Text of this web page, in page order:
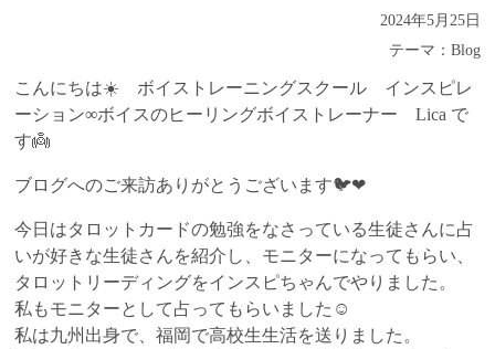
2024年5月25日
テーマ： Blog
こんにちは☀️ ボイストレーニングスクール インスピレ
ーション∞ボイスのヒーリングボイストレーナー Lica で
す👼
ブログへのご来訪ありがとうございます🐦❤
今日はタロットカードの勉強をなさっている生徒さんに占
いが好きな生徒さんを紹介し、モニターになってもらい、
タロットリーディングをインスピちゃんでやりました。
私もモニターとして占ってもらいました☺️
私は九州出身で、福岡で高校生生活を送りました。